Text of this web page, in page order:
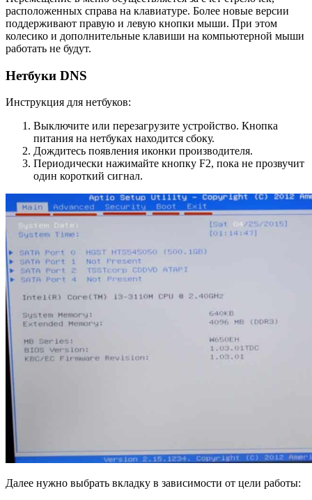
расположенных справа на клавиатуре. Более новые версии
поддерживают правую и левую кнопки мыши. При этом
колесико и дополнительные клавиши на компьютерной мыши
работать не будут.
Нетбуки DNS
Инструкция для нетбуков:
Выключите или перезагрузите устройство. Кнопка
питания на нетбуках находится сбоку.
Дождитесь появления иконки производителя.
Периодически нажимайте кнопку F2, пока не прозвучит
один короткий сигнал.
Далее нужно выбрать вкладку в зависимости от цели работы: